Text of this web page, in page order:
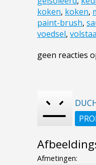
koken, koken,
paint-brush,
voedsel,
geen reacties
Afmetingen: